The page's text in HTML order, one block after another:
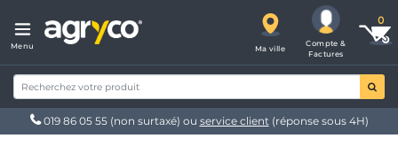
Menu Ma ville
Compte &
Factures
019 86 05 55 (non surtaxé) ou service client(réponse sous 4H)